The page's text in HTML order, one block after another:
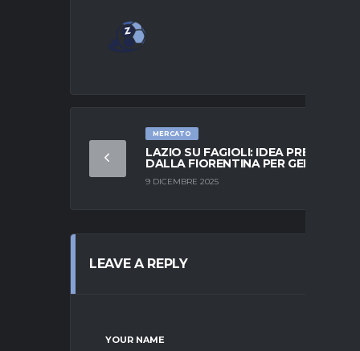
MERCATO
LAZIO SU FAGIOLI: IDEA PRESTITO
DALLA FIORENTINA PER GENNAIO
9 DICEMBRE 2025
LEAVE A REPLY
YOUR NAME